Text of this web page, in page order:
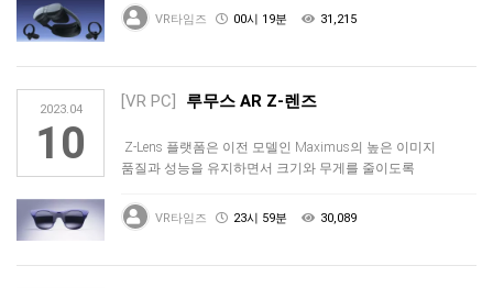
VR타임즈 00시 19분 31,215
2023.04
10
[VR PC] 루무스 AR Z-렌즈
Z-Lens 플랫폼은 이전 모델인 Maximus의 높은 이미지
품질과 성능을 유지하면서 크기와 무게를 줄이도록
VR타임즈 23시 59분 30,089